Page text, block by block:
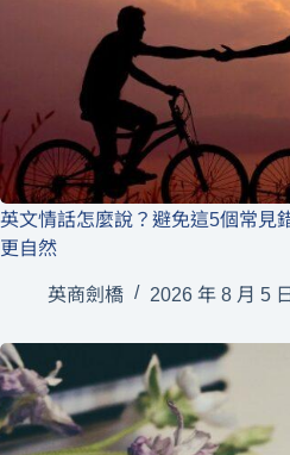
英文情話怎麼說？避免這5個常見
更自然
英商劍橋 2026 年 8 月 5 日